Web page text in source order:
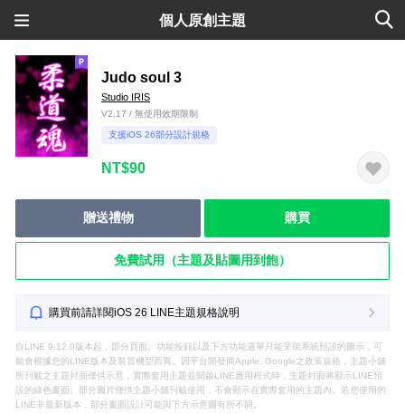
個人原創主題
Judo soul 3
Studio IRIS
V2.17 / 無使用效期限制
支援iOS 26部分設計規格
NT$90
贈送禮物 購買
免費試用（主題及貼圖用到飽）
購買前請詳閱iOS 26 LINE主題規格說明
自LINE 9.12.0版本起，部分頁面、功能按鈕以及下方功能選單只能呈現系統預設的圖示，可
能會根據您的LINE版本及裝置機型而異。因平台開發商Apple, Google之政策規格，主題小舖
所刊載之主題封面僅供示意，實際套用主題並開啟LINE應用程式時，主題封面將顯示LINE預
設的綠色畫面。部分圖片僅供主題小舖刊載使用，不會顯示在實際套用的主題內。若您使用的
LINE非最新版本，部分畫面設計可能與下方示意圖有所不同。